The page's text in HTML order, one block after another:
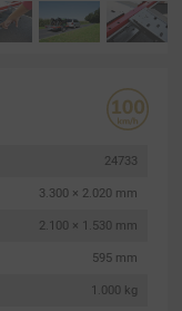
24733
3.300 × 2.020 mm
2.100 × 1.530 mm
595 mm
1.000 kg